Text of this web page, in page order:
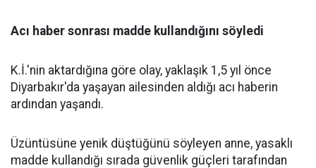
Acı haber sonrası madde kullandığını söyledi
K.İ.'nin aktardığına göre olay, yaklaşık 1,5 yıl önce
Diyarbakır'da yaşayan ailesinden aldığı acı haberin
ardından yaşandı.
Üzüntüsüne yenik düştüğünü söyleyen anne, yasaklı
madde kullandığı sırada güvenlik güçleri tarafından